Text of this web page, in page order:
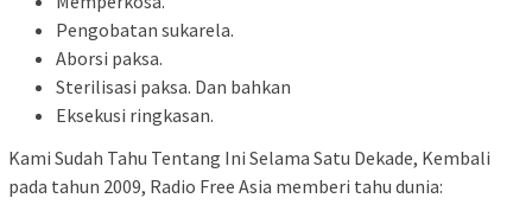
Pengobatan sukarela.
Aborsi paksa.
Sterilisasi paksa. Dan bahkan
Eksekusi ringkasan.
Kami Sudah Tahu Tentang Ini Selama Satu Dekade, Kembali
pada tahun 2009, Radio Free Asia memberi tahu dunia: